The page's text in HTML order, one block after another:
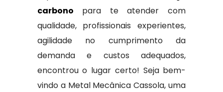
carbono para te atender com
qualidade, profissionais experientes,
agilidade no cumprimento da
demanda e custos adequados,
encontrou o lugar certo! Seja bem-
vindo a Metal Mecânica Cassola, uma